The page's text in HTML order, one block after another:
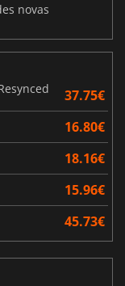
novas
37.75€
16.80€
18.16€
15.96€
45.73€